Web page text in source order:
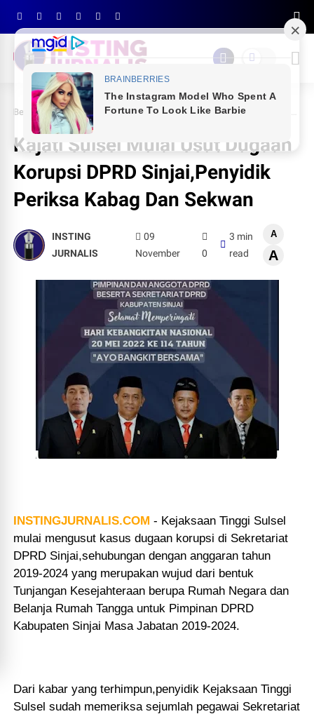
Beranda BREAKING NEWS Kajati Sulsel Mulai Usut Dugaan Korupsi DPRD Sinjai,Penyidik Periksa Kabag Dan Sekwan
Kajati Sulsel Mulai Usut Dugaan
Korupsi DPRD Sinjai,Penyidik
Periksa Kabag Dan Sekwan
INSTING
JURNALIS
09
November
0
3 min
read
A
A
INSTINGJURNALIS.COM - Kejaksaan Tinggi Sulsel
mulai mengusut kasus dugaan korupsi di Sekretariat
DPRD Sinjai,sehubungan dengan anggaran tahun
2019-2024 yang merupakan wujud dari bentuk
Tunjangan Kesejahteraan berupa Rumah Negara dan
Belanja Rumah Tangga untuk Pimpinan DPRD
Kabupaten Sinjai Masa Jabatan 2019-2024.
Dari kabar yang terhimpun,penyidik Kejaksaan Tinggi
Sulsel sudah memeriksa sejumlah pegawai Sekretariat